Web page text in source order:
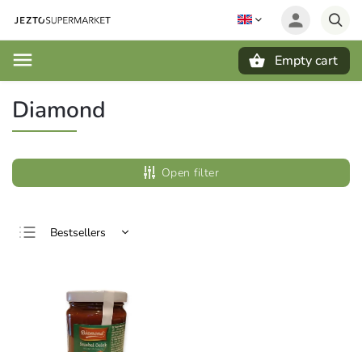
Empty cart
Diamond
Open filter
Bestsellers
Alphabetically